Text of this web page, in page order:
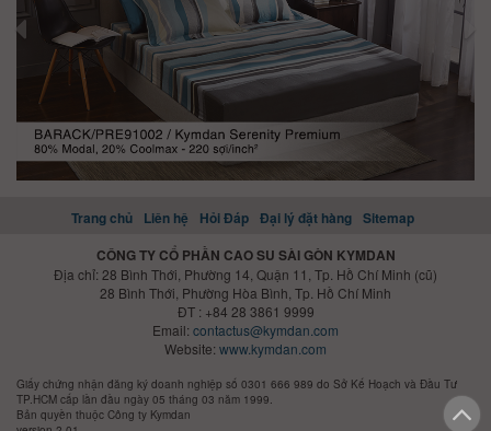
Trang chủ Liên hệ Hỏi Đáp Đại lý đặt hàng Sitemap
CÔNG TY CỔ PHẦN CAO SU SÀI GÒN KYMDAN
Địa chỉ: 28 Bình Thới, Phường 14, Quận 11, Tp. Hồ Chí Minh (cũ)
28 Bình Thới, Phường Hòa Bình, Tp. Hồ Chí Minh
ĐT : +84 28 3861 9999
Email: contactus@kymdan.com
Website: www.kymdan.com
Giấy chứng nhận đăng ký doanh nghiệp số 0301 666 989 do Sở Kế Hoạch và Đầu Tư
TP.HCM cấp lần đầu ngày 05 tháng 03 năm 1999.
Bản quyền thuộc Công ty Kymdan